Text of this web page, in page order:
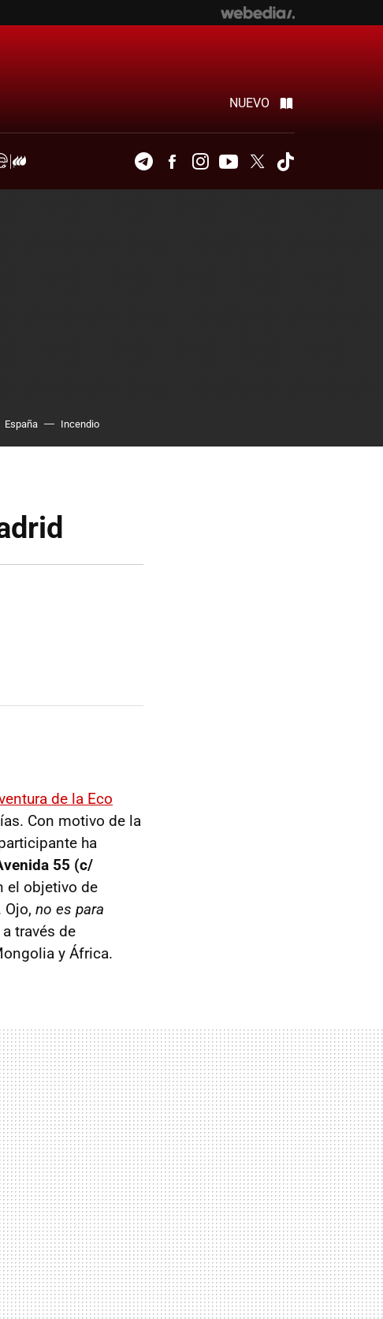
NUEVO
TelegramFacebookInstagramYoutubeTwitter
España Incendio
de la Eco
Con motivo de la
ha
55 (c/
el objetivo de
no es para
través de
y África.